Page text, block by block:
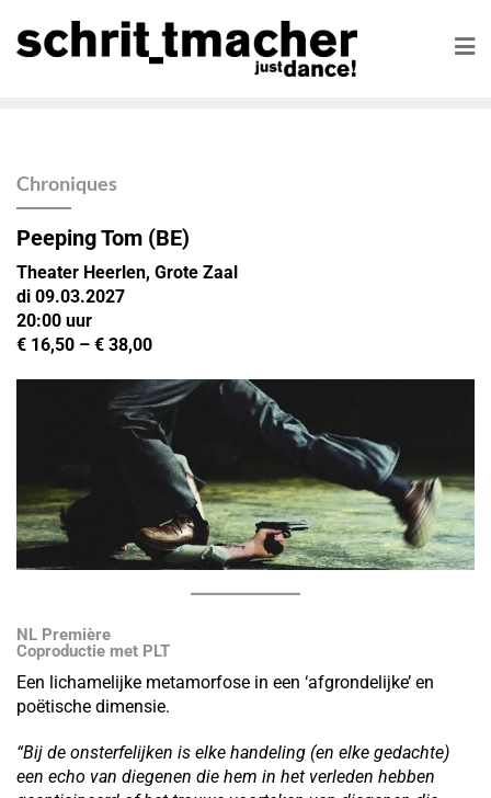
Chroniques
Peeping Tom (BE)
Theater Heerlen, Grote Zaal
di 09.03.2027
20:00 uur
€ 16,50 – € 38,00
NL Première
Coproductie met PLT
Een lichamelijke metamorfose in een ‘afgrondelijke’ en
poëtische dimensie.
“Bij de onsterfelijken is elke handeling (en elke gedachte)
een echo van diegenen die hem in het verleden hebben